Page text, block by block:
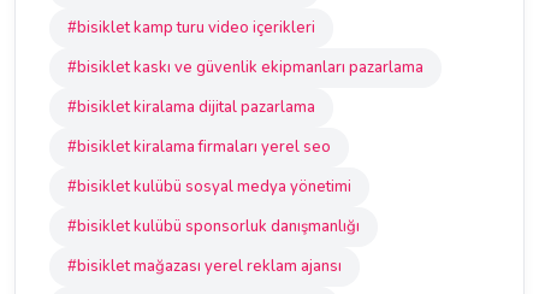
#bisiklet kamp turu video içerikleri
#bisiklet kaskı ve güvenlik ekipmanları pazarlama
#bisiklet kiralama dijital pazarlama
#bisiklet kiralama firmaları yerel seo
#bisiklet kulübü sosyal medya yönetimi
#bisiklet kulübü sponsorluk danışmanlığı
#bisiklet mağazası yerel reklam ajansı